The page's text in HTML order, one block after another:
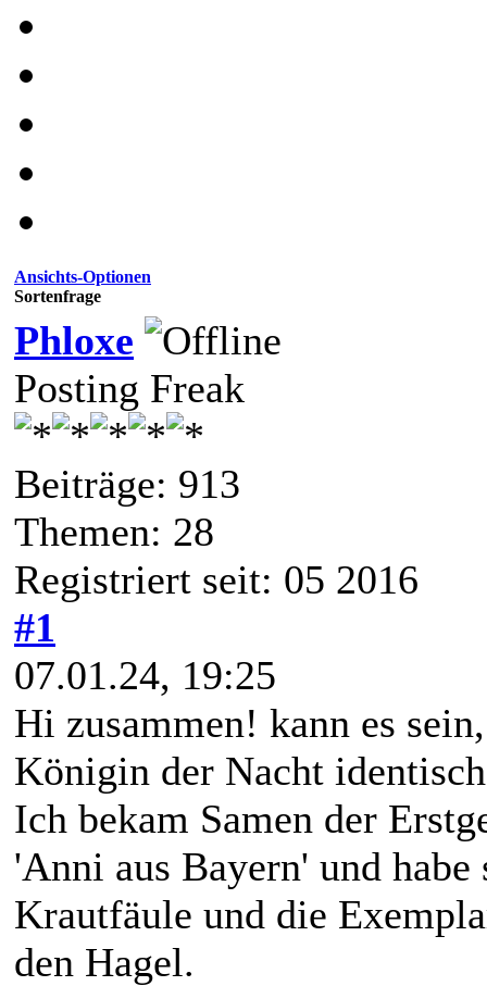
Ansichts-Optionen
Sortenfrage
Phloxe
Posting Freak
Beiträge: 913
Themen: 28
Registriert seit: 05 2016
#1
07.01.24, 19:25
Hi zusammen! kann es
Königin der Nacht
Ich bekam Samen der
'Anni aus Bayern' und
Krautfäule und die
den Hagel.